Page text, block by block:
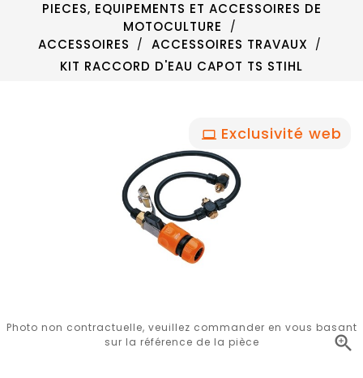
PIECES, EQUIPEMENTS ET ACCESSOIRES DE
MOTOCULTURE
ACCESSOIRES
ACCESSOIRES TRAVAUX
KIT RACCORD D'EAU CAPOT TS STIHL
Exclusivité web

Photo non contractuelle, veuillez commander en vous basant
sur la référence de la pièce